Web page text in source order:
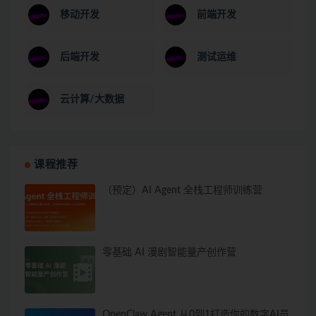
移动开发 前端开发
后端开发 测试运维
云计算/大数据
课程推荐
（预定）AI Agent 全栈工程师训练营
零基础 AI 漫剧智能量产创作营